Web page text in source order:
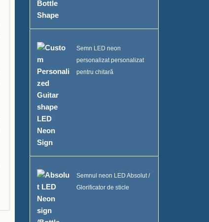
Semn LED neon
personalizat personalizat
pentru chitară
Semnul neon LED Absolut /
Glorificator de sticle